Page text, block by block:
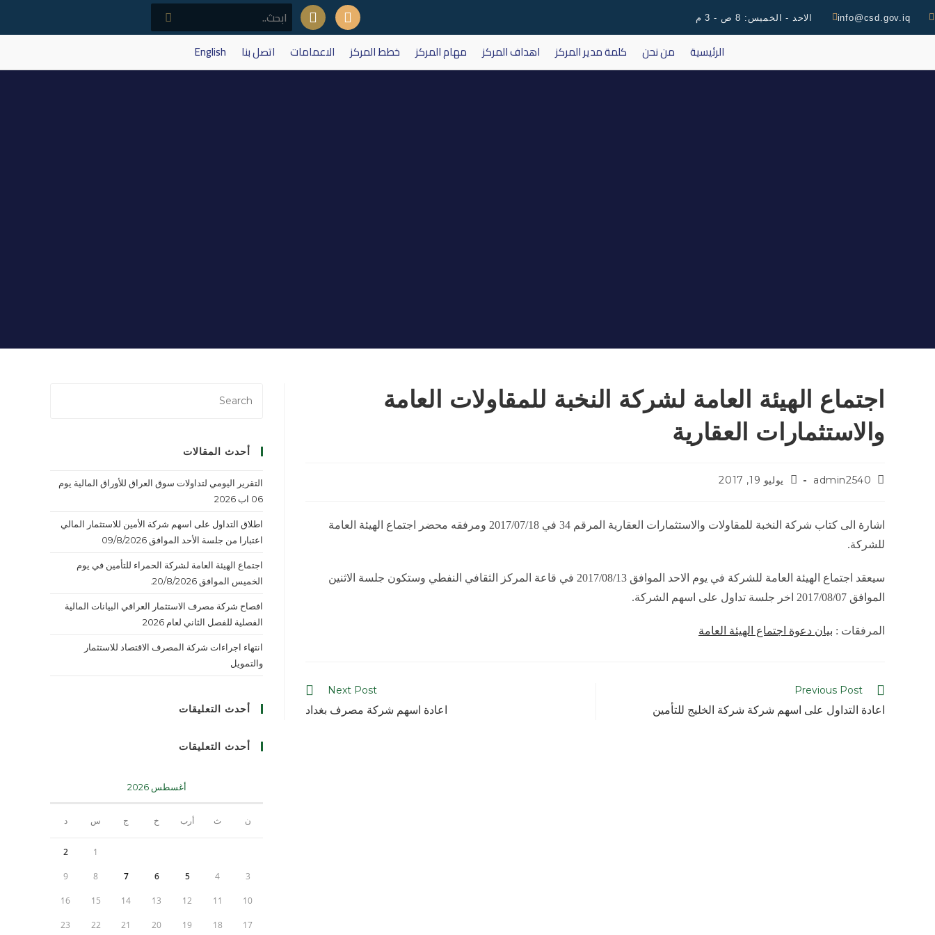
info@csd.gov.iq الاحد - الخميس: 8 ص - 3 م
الرئيسية من نحن كلمة مدير المركز اهداف المركز مهام المركز خطط المركز الاعمامات اتصل بنا English
اجتماع الهيئة العامة لشركة النخبة للمقاولات العامة
والاستثمارات العقارية
admin2540 يوليو 19, 2017
اشارة الى كتاب شركة النخبة للمقاولات والاستثمارات العقارية المرقم 34 في 2017/07/18 ومرفقه محضر اجتماع الهيئة العامة
للشركة.
سيعقد اجتماع الهيئة العامة للشركة في يوم الاحد الموافق 2017/08/13 في قاعة المركز الثقافي النفطي وستكون جلسة الاثنين
الموافق 2017/08/07 اخر جلسة تداول على اسهم الشركة.
المرفقات : بيان دعوة اجتماع الهيئة العامة
Previous Post
اعادة التداول على اسهم شركة شركة الخليج للتأمين
Next Post
اعادة اسهم شركة مصرف بغداد
أحدث المقالات
التقرير اليومي لتداولات سوق العراق للأوراق المالية يوم
06 اب 2026
اطلاق التداول على اسهم شركة الأمين للاستثمار المالي
اعتبارا من جلسة الأحد الموافق 09/8/2026
اجتماع الهيئة العامة لشركة الحمراء للتأمين في يوم
الخميس الموافق 20/8/2026.
افصاح شركة مصرف الاستثمار العراقي البيانات المالية
الفصلية للفصل الثاني لعام 2026
انتهاء اجراءات شركة المصرف الاقتصاد للاستثمار
والتمويل
أحدث التعليقات
أحدث التعليقات
أغسطس 2026
ن ث أرب خ ج س د
1
2
3
4
5
6
7
8
9
10
11
12
13
14
15
16
17
18
19
20
21
22
23